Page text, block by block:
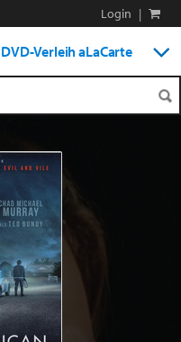
Login |
DVD-Verleih aLaCarte
Shop
Blog